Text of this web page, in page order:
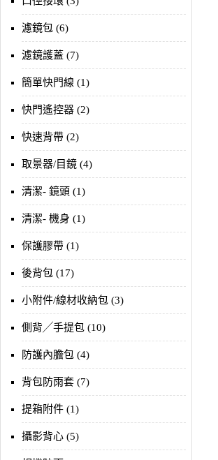
濾鏡包 (6)
濾鏡護蓋 (7)
簡單快門線 (1)
快門遙控器 (2)
快速背帶 (2)
取景器/目鏡 (4)
清潔- 鏡頭 (1)
清潔- 機身 (1)
保護膠帶 (1)
後背包 (17)
小附件/線材收納包 (3)
側背╱手提包 (10)
防護內膽包 (4)
背包防雨套 (7)
提箱附件 (1)
攝影背心 (5)